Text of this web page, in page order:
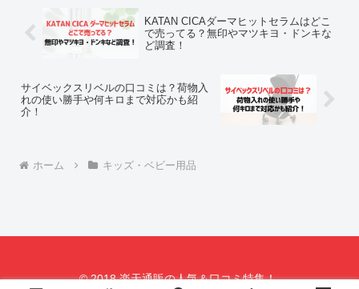
KATAN CICAダーマヒットセラムはどこ
で売ってる？無印やマツキヨ・ドンキな
ど調査！
サイベックスリベルの口コミは？荷物入
れの使い勝手や何キロまで対応かも紹
介！
ホーム キッズ・ベビー用品
© 2018 楽天通販の人気＆口コミ特集！.